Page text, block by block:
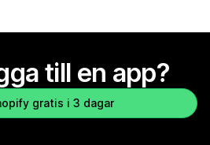
till en app?
gratis i 3 dagar